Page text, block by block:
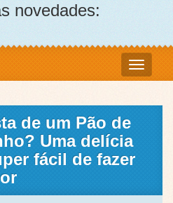
novedades:
de um Pão de
Uma delícia
fácil de fazer